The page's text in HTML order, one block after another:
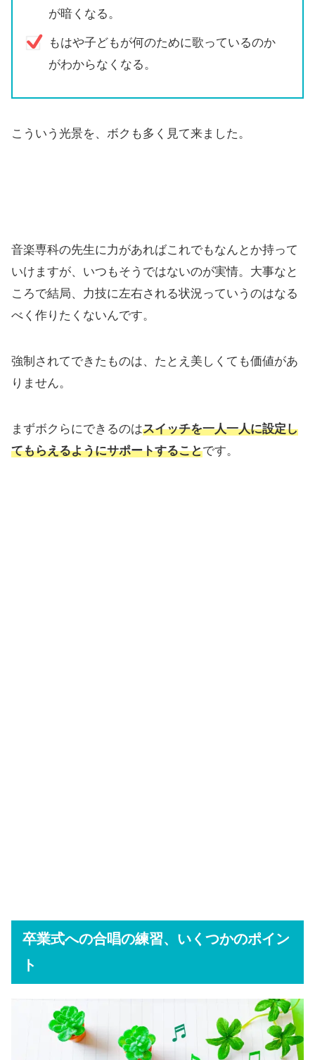
が暗くなる。
もはや子どもが何のために歌っているのか
がわからなくなる。
こういう光景を、ボクも多く見て来ました。
音楽専科の先生に力があればこれでもなんとか持って
いけますが、いつもそうではないのが実情。大事なと
ころで結局、力技に左右される状況っていうのはなる
べく作りたくないんです。
強制されてできたものは、たとえ美しくても価値があ
りません。
まずボクらにできるのはスイッチを一人一人に設定し
てもらえるようにサポートすることです。
卒業式への合唱の練習、いくつかのポイン
ト